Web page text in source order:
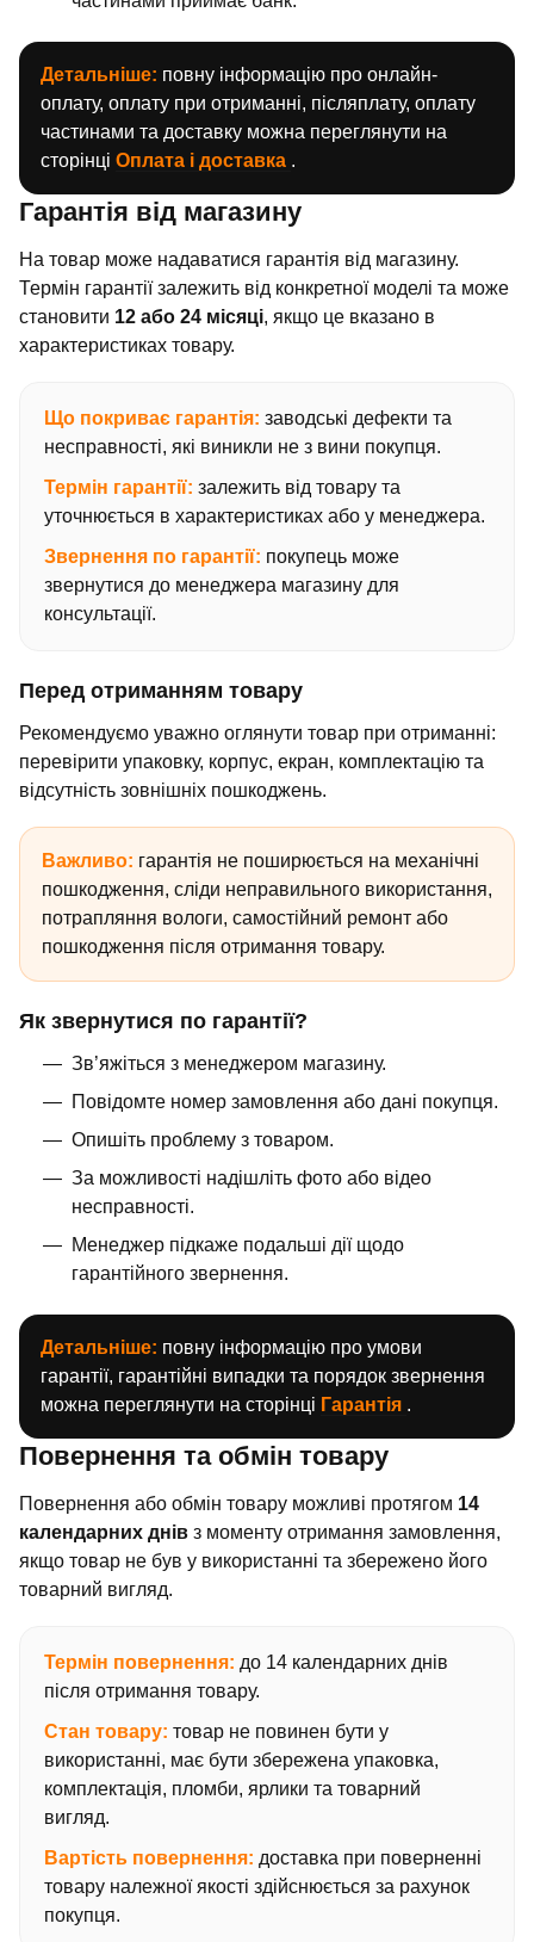
Детальніше: повну інформацію про онлайн-
оплату, оплату при отриманні, післяплату, оплату
частинами та доставку можна переглянути на
сторінці Оплата і доставка .
Гарантія від магазину
На товар може надаватися гарантія від магазину.
Термін гарантії залежить від конкретної моделі та може
становити 12 або 24 місяці, якщо це вказано в
характеристиках товару.
Що покриває гарантія: заводські дефекти та
несправності, які виникли не з вини покупця.
Термін гарантії: залежить від товару та
уточнюється в характеристиках або у менеджера.
Звернення по гарантії: покупець може
звернутися до менеджера магазину для
консультації.
Перед отриманням товару
Рекомендуємо уважно оглянути товар при отриманні:
перевірити упаковку, корпус, екран, комплектацію та
відсутність зовнішніх пошкоджень.
Важливо: гарантія не поширюється на механічні
пошкодження, сліди неправильного використання,
потрапляння вологи, самостійний ремонт або
пошкодження після отримання товару.
Як звернутися по гарантії?
Зв’яжіться з менеджером магазину.
Повідомте номер замовлення або дані покупця.
Опишіть проблему з товаром.
За можливості надішліть фото або відео
несправності.
Менеджер підкаже подальші дії щодо
гарантійного звернення.
Детальніше: повну інформацію про умови
гарантії, гарантійні випадки та порядок звернення
можна переглянути на сторінці Гарантія .
Повернення та обмін товару
Повернення або обмін товару можливі протягом 14
календарних днів з моменту отримання замовлення,
якщо товар не був у використанні та збережено його
товарний вигляд.
Термін повернення: до 14 календарних днів
після отримання товару.
Стан товару: товар не повинен бути у
використанні, має бути збережена упаковка,
комплектація, пломби, ярлики та товарний
вигляд.
Вартість повернення: доставка при поверненні
товару належної якості здійснюється за рахунок
покупця.